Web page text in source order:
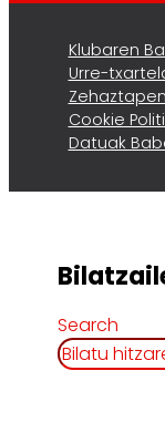
Klubaren
Urre-
Cookie
Datuak
Search